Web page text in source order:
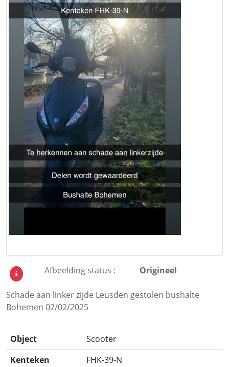
Afbeelding status : Origineel
Schade aan linker zijde Leusden gestolen bushalte
Bohemen 02/02/2025
Object
Scooter
Kenteken
FHK-39-N